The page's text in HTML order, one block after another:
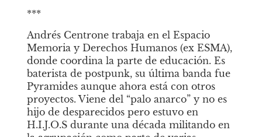
***
Andrés Centrone trabaja en el Espacio
Memoria y Derechos Humanos (ex ESMA),
donde coordina la parte de educación. Es
baterista de postpunk, su última banda fue
Pyramides aunque ahora está con otros
proyectos. Viene del “palo anarco” y no es
hijo de desparecidos pero estuvo en
H.I.J.O.S durante una década militando en